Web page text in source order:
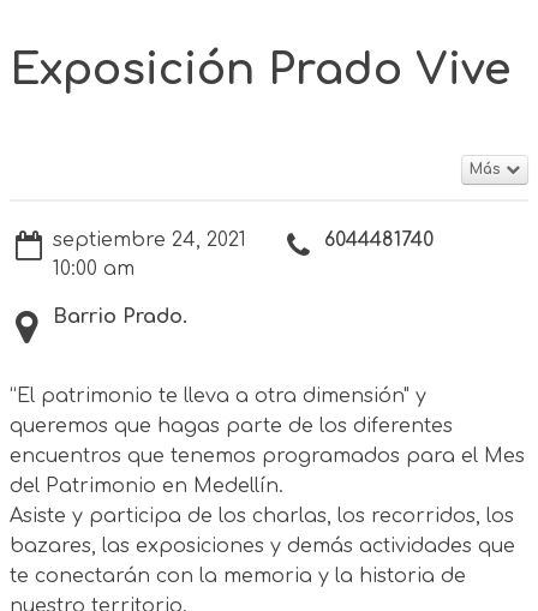
Exposición Prado Vive
Más
septiembre 24, 2021
10:00 am
Barrio Prado.
6044481740
“El patrimonio te lleva a otra dimensión" y
queremos que hagas parte de los diferentes
encuentros que tenemos programados para el Mes
del Patrimonio en Medellín.
Asiste y participa de los charlas, los recorridos, los
bazares, las exposiciones y demás actividades que
te conectarán con la memoria y la historia de
nuestro territorio.